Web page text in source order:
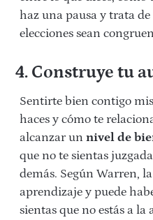
haz una pausa y trata
elecciones sean
4. Construye tu
Sentirte bien contigo
haces y cómo te
alcanzar un nivel de
que no te sientas
demás. Según Warren,
aprendizaje y puede
sientas que no estás a